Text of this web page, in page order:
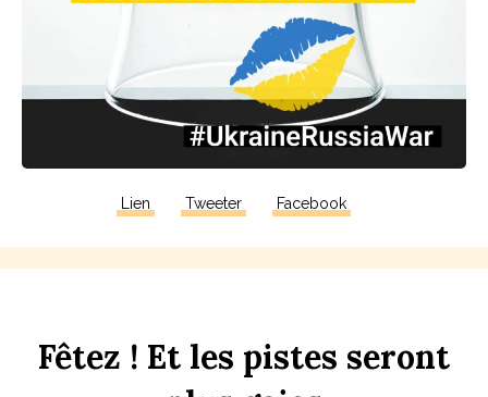
Lien Tweeter Facebook
Fêtez ! Et les pistes seront